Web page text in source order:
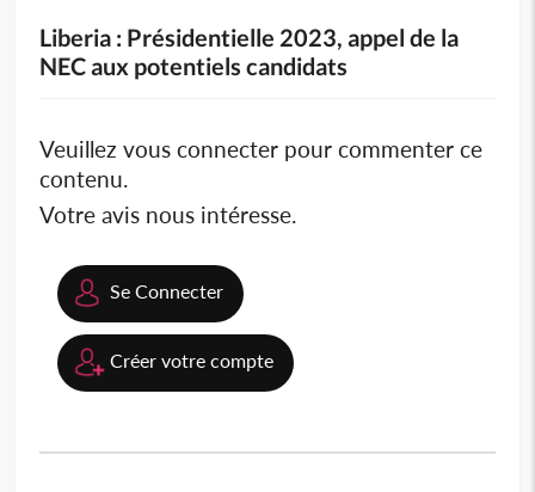
Liberia : Présidentielle 2023, appel de la
NEC aux potentiels candidats
Veuillez vous connecter pour commenter ce
contenu.
Votre avis nous intéresse.
Se Connecter
Créer votre compte